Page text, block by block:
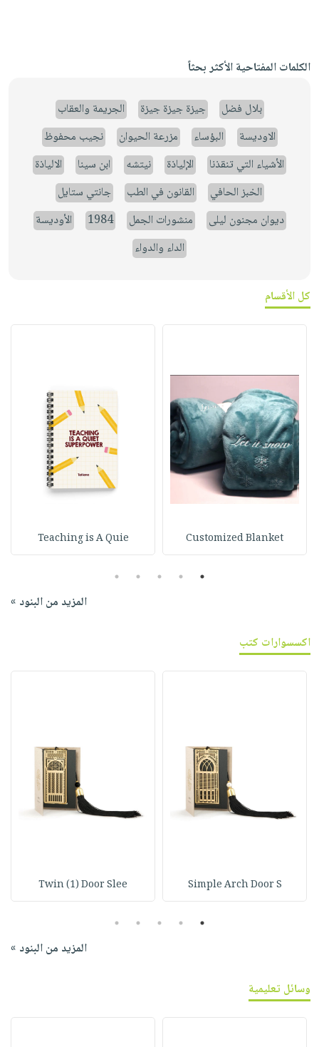
الكلمات المفتاحية الأكثر بحثاً
بلال فضل جيزة جيزة جيزة
الجريمة والعقاب
الاوديسة
البؤساء مزرعة الحيوان
نجيب محفوظ
الأشياء التي تنقذنا
الإلياذة نيتشه ابن سينا
الالياذة
الخبز الحافي
القانون في الطب
جانتي ستايل
ديوان مجنون ليلى
منشورات الجمل 1984
الأوديسة
الداء والدواء
كل الأقسام
Customized Blanket
Teaching is A Quie
1
2
3
4
5
المزيد من البنود »
اكسسوارات كتب
Simple Arch Door S
Twin (1) Door Slee
1
2
3
4
5
المزيد من البنود »
وسائل تعليمية